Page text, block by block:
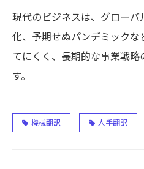
現代のビジネスは、グロー
化、予期せぬパンデミック
てにくく、長期的な事業戦
す。
機械翻訳 人手翻訳